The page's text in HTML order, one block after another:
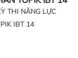
THI NĂNG LỰC
IBT 14